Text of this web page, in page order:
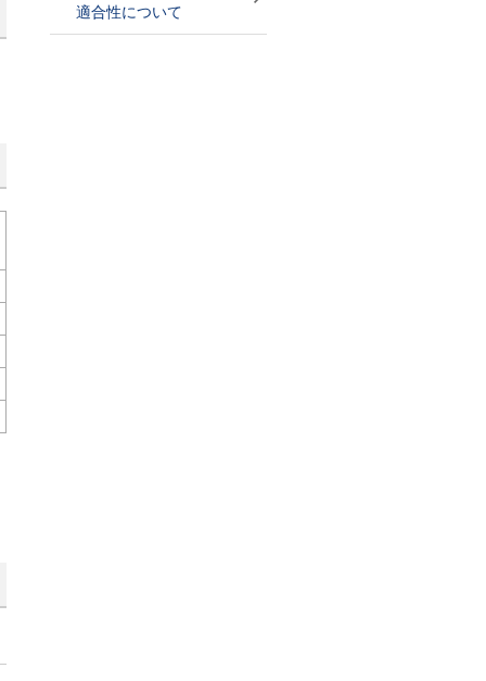
適合性について